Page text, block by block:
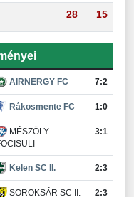
28 15
AIRNERGY FC 7:2
Rákosmente FC 1:0
MÉSZÖLY
3:1
Kelen SC II. 2:3
SOROKSÁR SC II. 2:3